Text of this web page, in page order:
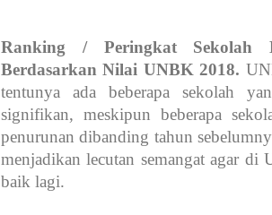
Ranking / Peringkat Sekolah
Berdasarkan Nilai UNBK 2018.
tentunya ada beberapa sekolah
signifikan, meskipun beberapa
penurunan dibanding tahun
menjadikan lecutan semangat agar
baik lagi.